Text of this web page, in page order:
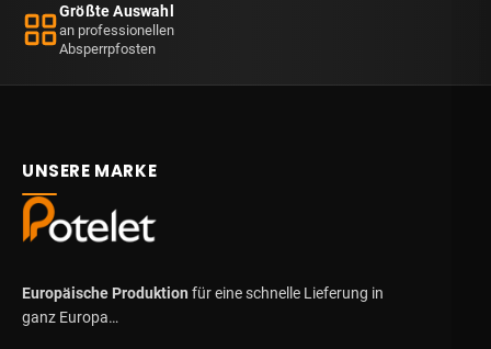
Größte Auswahl
an professionellen
Absperrpfosten
UNSERE MARKE
Europäische Produktion für eine schnelle Lieferung in
ganz Europa…